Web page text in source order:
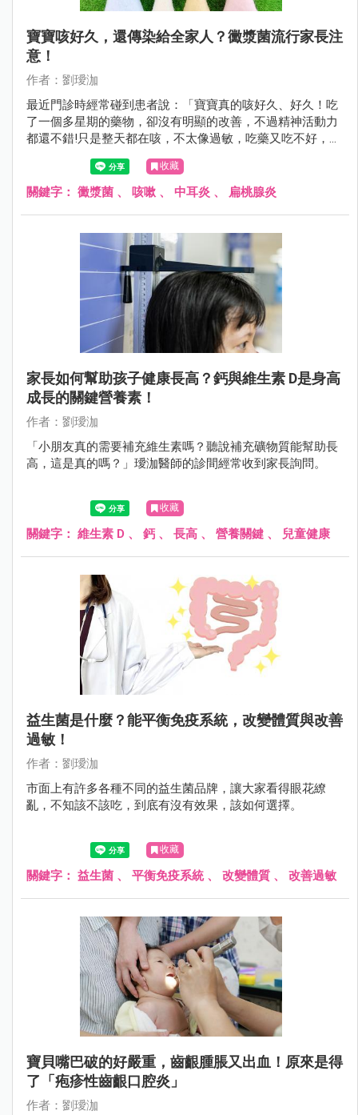
寶寶咳好久，還傳染給全家人？黴漿菌流行家長注
意！
作者：劉璦泇
最近門診時經常碰到患者說：「寶寶真的咳好久、好久！吃
了一個多星期的藥物，卻沒有明顯的改善，不過精神活動力
都還不錯!只是整天都在咳，不太像過敏，吃藥又吃不好，連
家人都被傳染了！」
收藏
關鍵字： 黴漿菌 、 咳嗽 、 中耳炎 、 扁桃腺炎
家長如何幫助孩子健康長高？鈣與維生素 D是身高
成長的關鍵營養素！
作者：劉璦泇
「小朋友真的需要補充維生素嗎？聽說補充礦物質能幫助長
高，這是真的嗎？」璦泇醫師的診間經常收到家長詢問。
收藏
關鍵字： 維生素 D 、 鈣、 長高 、 營養關鍵 、 兒童健康
益生菌是什麼？能平衡免疫系統，改變體質與改善
過敏！
作者：劉璦泇
市面上有許多各種不同的益生菌品牌，讓大家看得眼花繚
亂，不知該不該吃，到底有沒有效果，該如何選擇。
收藏
關鍵字： 益生菌 、 平衡免疫系統、 改變體質 、 改善過敏
寶貝嘴巴破的好嚴重，齒齦腫脹又出血！原來是得
了「疱疹性齒齦口腔炎」
作者：劉璦泇